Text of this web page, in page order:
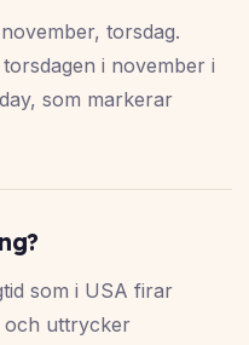
torsdag.
i november i
som markerar
som i USA firar
och uttrycker